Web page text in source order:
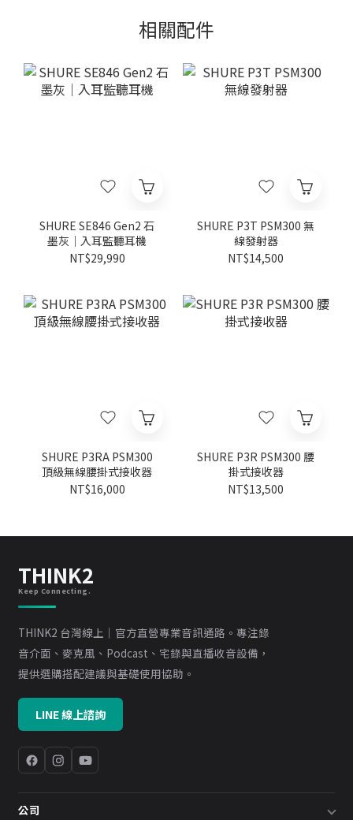
相關配件
SHURE SE846 Gen2 石
墨灰｜入耳監聽耳機
NT$29,990
SHURE P3T PSM300 無
線發射器
NT$14,500
SHURE P3RA PSM300
頂級無線腰掛式接收器
NT$16,000
SHURE P3R PSM300 腰
掛式接收器
NT$13,500
THINK2
Keep Connecting.
THINK2 台灣線上｜官方直營專業音訊通路。專注錄
音介面、麥克風、Podcast、宅錄與直播收音設備，
提供選購搭配建議與基礎使用協助。
LINE 線上諮詢
公司